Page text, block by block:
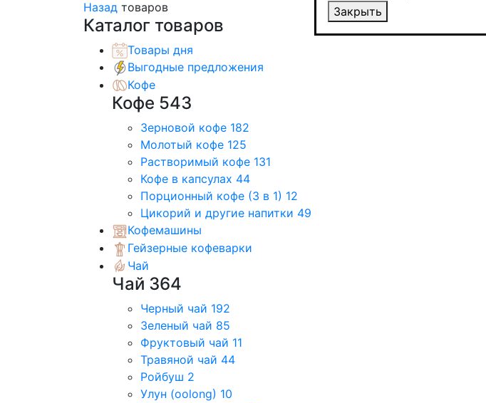
Закрыть
Назад товаров
Каталог товаров
Товары дня
Выгодные предложения
Кофе
Кофе 543
Зерновой кофе 182
Молотый кофе 125
Растворимый кофе 131
Кофе в капсулах 44
Порционный кофе (3 в 1) 12
Цикорий и другие напитки 49
Кофемашины
Гейзерные кофеварки
Чай
Чай 364
Черный чай 192
Зеленый чай 85
Фруктовый чай 11
Травяной чай 44
Ройбуш 2
Улун (oolong) 10